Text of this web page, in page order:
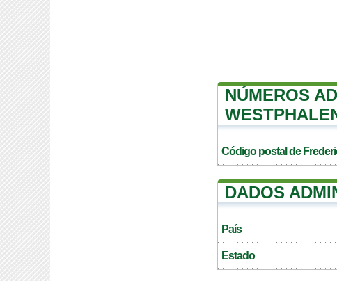
NÚMEROS
Código postal de
DADOS
País
Estado